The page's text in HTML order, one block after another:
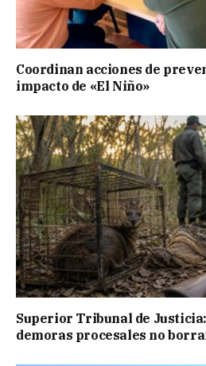
Coordinan acciones de
impacto de «El Niño»
Superior Tribunal de
demoras procesales no